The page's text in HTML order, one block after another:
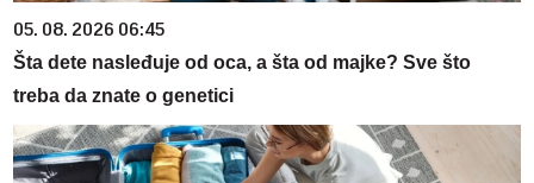
05. 08. 2026 06:45
Šta dete nasleđuje od oca, a šta od majke? Sve što
treba da znate o genetici